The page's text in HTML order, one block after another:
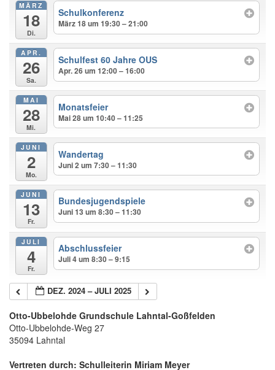
MÄRZ
18
Di.
Schulkonferenz
März 18 um 19:30 – 21:00
APR.
26
Sa.
Schulfest 60 Jahre OUS
Apr. 26 um 12:00 – 16:00
MAI
28
Mi.
Monatsfeier
Mai 28 um 10:40 – 11:25
JUNI
2
Mo.
Wandertag
Juni 2 um 7:30 – 11:30
JUNI
13
Fr.
Bundesjugendspiele
Juni 13 um 8:30 – 11:30
JULI
4
Fr.
Abschlussfeier
Juli 4 um 8:30 – 9:15
DEZ. 2024 – JULI 2025
Otto-Ubbelohde Grundschule Lahntal-Goßfelden
Otto-Ubbelohde-Weg 27
35094 Lahntal
Vertreten durch: Schulleiterin Miriam Meyer